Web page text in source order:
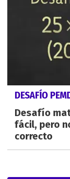
DESAFÍO
Desafío
fácil, pero
correcto